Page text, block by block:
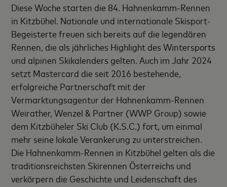
Diese Woche starten die 84. Hahnenkamm-Rennen
in Kitzbühel. Nationale und internationale Skisport-
Begeisterte freuen sich bereits auf die legendären
Rennen, die als jährliches Highlight des Wintersports
und alpinen Skikalenders gelten. Auch im Jahr 2024
setzt Mastercard die seit 2016 bestehende,
erfolgreiche Partnerschaft mit der
Vermarktungsagentur der Hahnenkamm-Rennen
Weirather, Wenzel & Partner (WWP Group) sowie
dem Kitzbüheler Ski Club (K.S.C.) fort, um einmal
mehr seine lokale Verankerung zu unterstreichen.
Die Hahnenkamm-Rennen in Kitzbühel gelten als die
traditionsreichsten Skirennen Österreichs und
verkörpern die Geschichte und Leidenschaft des